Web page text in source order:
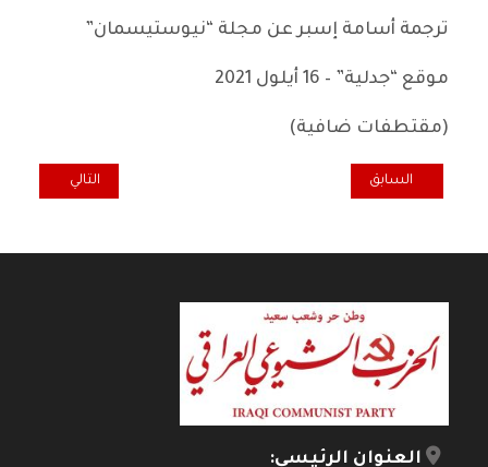
ترجمة أسامة إسبر عن مجلة “نيوستيسمان”
موقع “جدلية” – 16 أيلول 2021
(مقتطفات ضافية)
المقال السابق: التجربة الصينية .. مفاهيم تحت نيران النقد !
السابق المقال التالي:
التالي
العنوان الرئيسي: